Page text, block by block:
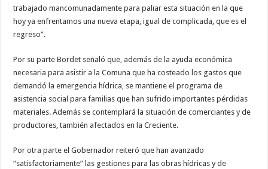
trabajado mancomunadamente para paliar esta situación en la que
hoy ya enfrentamos una nueva etapa, igual de complicada, que es el
regreso”.
Por su parte Bordet señaló que, además de la ayuda económica
necesaria para asistir a la Comuna que ha costeado los gastos que
demandó la emergencia hídrica, se mantiene el programa de
asistencia social para familias que han sufrido importantes pérdidas
materiales. Además se contemplará la situación de comerciantes y de
productores, también afectados en la Creciente.
Por otra parte el Gobernador reiteró que han avanzado
“satisfactoriamente” las gestiones para las obras hídricas y de